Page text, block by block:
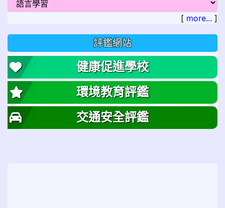
[ more... ]
評鑑網站
健康促進學校
環境教育評鑑
交通安全評鑑